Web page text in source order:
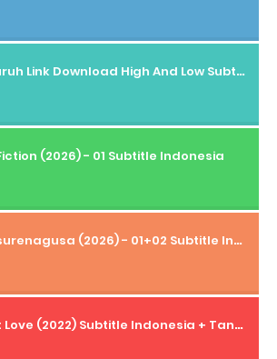
Seluruh Link Download High And Low Subtitle Indonesia
(2026) - 01 Subtitle Indonesia
Wasurenagusa (2026) - 01+02 Subtitle Indonesia
First Love (2022) Subtitle Indonesia + Tanpa Iklan + Streaming + 1080p